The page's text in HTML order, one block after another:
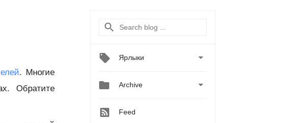
. Многие
Обратите
Ярлыки 
 Archive 
Feed